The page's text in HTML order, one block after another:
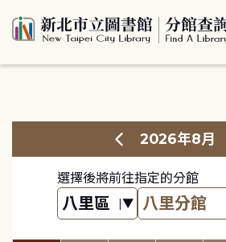
2026年8月
選擇後將前往指定的分館